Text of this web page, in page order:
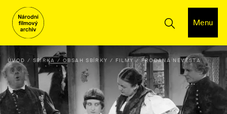
Menu
ÚVOD SBÍRKA OBSAH SBÍRKY FILMY PRODANÁ NEVĚSTA